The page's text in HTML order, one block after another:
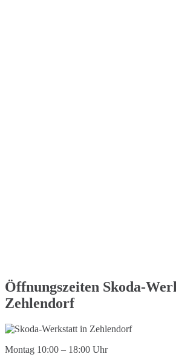
Öffnungszeiten Skoda-
Zehlendorf
Montag 10:00 – 18:00 Uhr